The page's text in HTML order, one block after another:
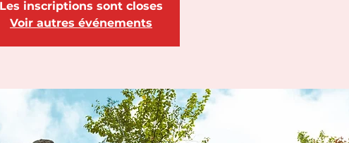
Les inscriptions sont closes
Voir autres événements